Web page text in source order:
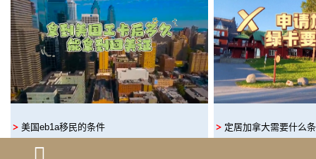
美国eb1a移民的条件 定居加拿大需要什么